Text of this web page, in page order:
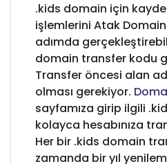
.kids domain için
işlemlerini Atak
adımda
domain transfer kodu
Transfer öncesi alan
olması gerekiyor.
sayfamıza girip ilgili
kolayca hesabınıza
Her bir .kids domain
zamanda bir yıl